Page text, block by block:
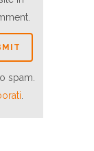
spam.